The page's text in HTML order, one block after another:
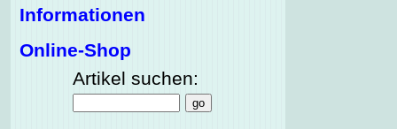
Informationen
Online-Shop
Artikel suchen: